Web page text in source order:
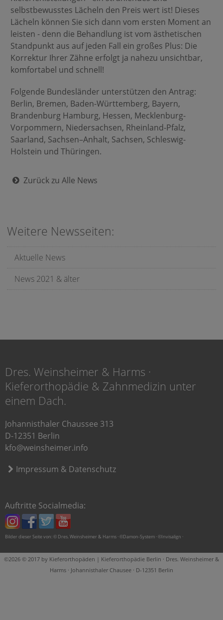
selbstbewusstes Lächeln den Preis wert ist! Dieses
Lächeln können Sie sich dann vom ersten Moment an
leisten - denn die Behandlung ist vom ästhetischen
Standpunkt aus auf jeden Fall ein großes Plus: Die
Korrektur Ihrer Zähne erfolgt ja nahezu unsichtbar,
komfortabel und schnell!
Folgende Bundesländer unterstützen den Antrag:
Berlin, Bremen, Baden-Württemberg, Bayern,
Brandenburg Hamburg, Hessen, Mecklenburg-
Vorpommern, Niedersachsen, Rheinland-Pfalz,
Saarland, Sachsen–Anhalt, Sachsen, Schleswig-
Holstein und Thüringen.
Zurück zu Alle News
Weitere Newsseiten:
Aktuelle News
News 2021 & älter
Dres. Weinsheimer & Harms ·
Kieferorthopädie & Zahnmedizin unter
einem Dach.
Johannisthaler Chaussee 313
D-12351 Berlin
kfo@weinsheimer.info
Impressum & Datenschutz
Auftritte Socialmedia:
Bilder dieser Seite von: © Dres. Weinsheimer & Harms · ©Damon-System · ©Invisalign ·
©2026 © 2017 by Kieferorthopäden | Kieferorthopädie Berlin · Dres. Weinsheimer &
Harms · Johannisthaler Chausee · D-12351 Berlin